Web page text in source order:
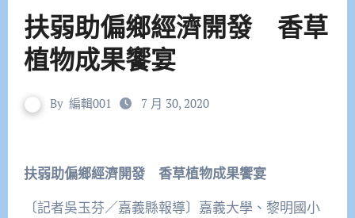
扶弱助偏鄉經濟開發 香草
植物成果饗宴
By 編輯001 7 月 30, 2020
扶弱助偏鄉經濟開發 香草植物成果饗宴
〔記者吳玉芬／嘉義縣報導〕嘉義大學、黎明國小